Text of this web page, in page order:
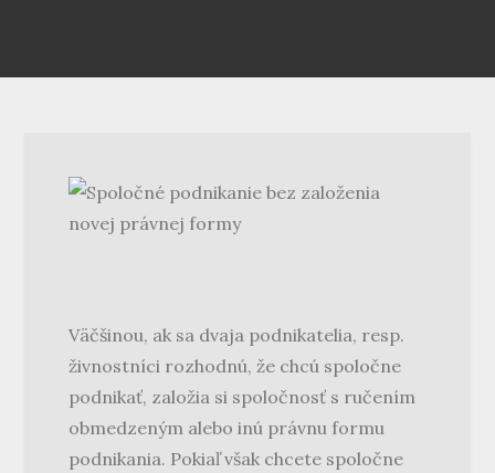
Väčšinou, ak sa dvaja podnikatelia, resp.
živnostníci rozhodnú, že chcú spoločne
podnikať, založia si spoločnosť s ručením
obmedzeným alebo inú právnu formu
podnikania. Pokiaľ však chcete spoločne